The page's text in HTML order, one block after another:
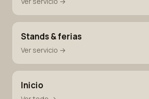
Stands & ferias
Ver servicio →
Inicio